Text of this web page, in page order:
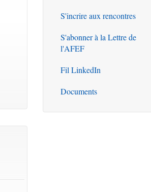
S'incrire aux rencontres
S'abonner à la Lettre de
l'AFEF
Fil LinkedIn
Documents